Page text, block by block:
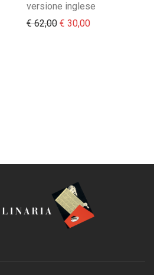
era: € 62,00.
è: € 58,90.
versione inglese
€62,00 Il prezzo originale era:
€ 30,00Il prezzo